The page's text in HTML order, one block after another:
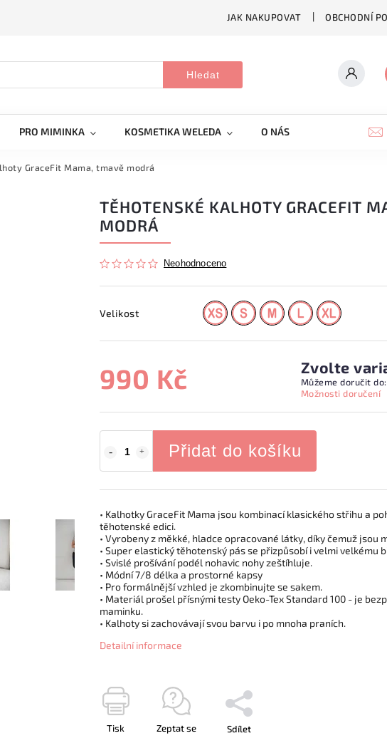
JAK NAKUPOVAT OBCHODNÍ
Hledat
PRO MIMINKA KOSMETIKA WELEDA O NÁS
GraceFit Mama, tmavě modrá
TĚHOTENSKÉ KALHOTY GRACEFIT
MODRÁ
Neohodnoceno
Velikost
990 Kč Zvolte
Můžeme doručit do:
Možnosti doručení
Přidat do košíku
• Kalhotky GraceFit Mama jsou kombinací klasického střihu a
těhotenské edici.
• Vyrobeny z měkké, hladce opracované látky, díky čemuž jsou
• Super elastický těhotenský pás se přizpůsobí i velmi velkému
• Svislé prošívání podél nohavic nohy zeštíhluje.
• Módní 7/8 délka a prostorné kapsy
• Pro formálnější vzhled je zkombinujte se sakem.
• Materiál prošel přísnými testy Oeko-Tex Standard 100 - je
maminku.
• Kalhoty si zachovávají svou barvu i po mnoha praních.
Detailní informace
Tisk Zeptat se Sdílet